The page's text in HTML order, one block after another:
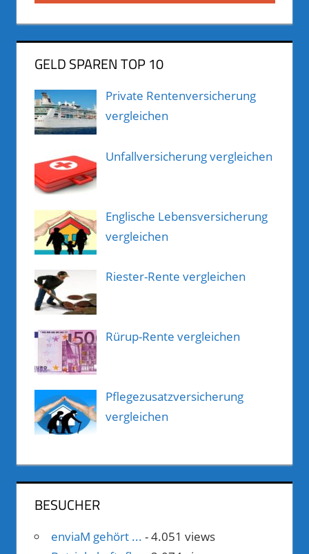
GELD SPAREN TOP 10
Private Rentenversicherung
vergleichen
Unfallversicherung vergleichen
Englische Lebensversicherung
vergleichen
Riester-Rente vergleichen
Rürup-Rente vergleichen
Pflegezusatzversicherung
vergleichen
BESUCHER
enviaM gehört ... - 4.051 views